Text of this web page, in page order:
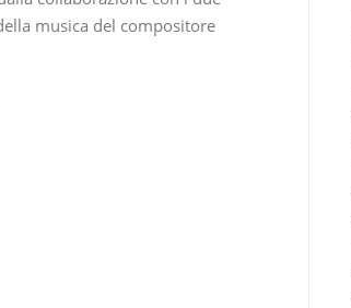
musica del compositore